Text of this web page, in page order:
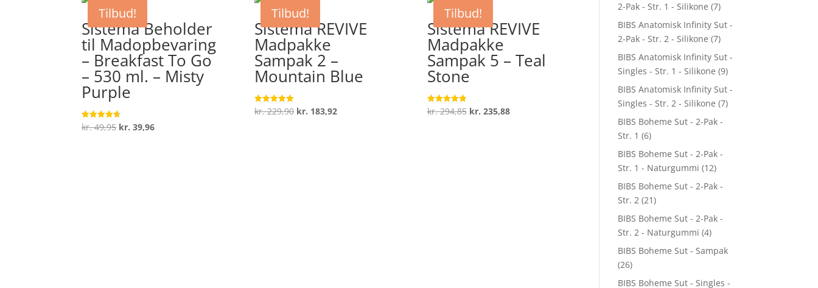
Tilbud!
Sistema Beholder
til Madopbevaring
– Breakfast To Go
– 530 ml. – Misty
Purple
Vurderet
4.7
kr.49,95 Den
kr. 39,96Den
Tilbud!
Sistema REVIVE
Madpakke
Sampak 2 –
Mountain Blue
Vurderet
5
kr.229,90 Den
kr. 183,92Den
Tilbud!
Sistema REVIVE
Madpakke
Sampak 5 – Teal
Stone
Vurderet
4.9
kr.294,85 Den
kr. 235,88Den
2-Pak - Str. 1 - Silikone (7)
BIBS Anatomisk Infinity Sut -
2-Pak - Str. 2 - Silikone (7)
BIBS Anatomisk Infinity Sut -
Singles - Str. 1 - Silikone (9)
BIBS Anatomisk Infinity Sut -
Singles - Str. 2 - Silikone (7)
BIBS Boheme Sut - 2-Pak -
Str. 1 (6)
BIBS Boheme Sut - 2-Pak -
Str. 1 - Naturgummi (12)
BIBS Boheme Sut - 2-Pak -
Str. 2 (21)
BIBS Boheme Sut - 2-Pak -
Str. 2 - Naturgummi (4)
BIBS Boheme Sut - Sampak
(26)
BIBS Boheme Sut - Singles -